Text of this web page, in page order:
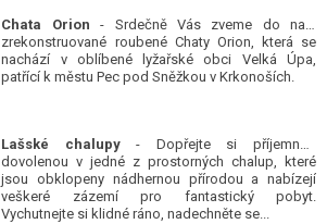
Chata Orion - Srdečně Vás zveme do naší
zrekonstruované roubené Chaty Orion, která se
nachází v oblíbené lyžařské obci Velká Úpa,
patřící k městu Pec pod Sněžkou v Krkonoších.
Lašské chalupy- Dopřejte si příjemnou
dovolenou v jedné z prostorných chalup, které
jsou obklopeny nádhernou přírodou a nabízejí
veškeré zázemí pro fantastický pobyt.
Vychutnejte si klidné ráno, nadechněte se...